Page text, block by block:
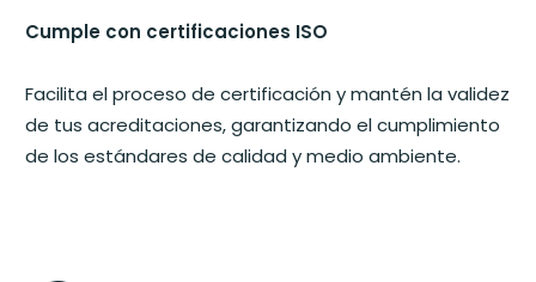
Cumple con certificaciones ISO
Facilita el proceso de certificación y mantén la validez
de tus acreditaciones, garantizando el cumplimiento
de los estándares de calidad y medio ambiente.